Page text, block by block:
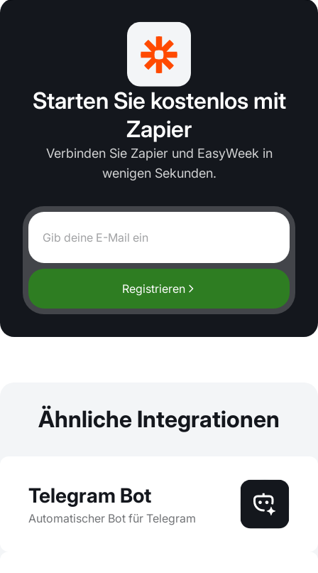
Starten Sie kostenlos mit
Zapier
Verbinden Sie Zapier und EasyWeek in
wenigen Sekunden.
Registrieren
Ähnliche Integrationen
Telegram Bot
Automatischer Bot für Telegram